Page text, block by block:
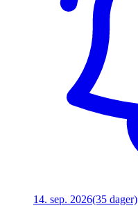
14. sep. 2026(35 dager)